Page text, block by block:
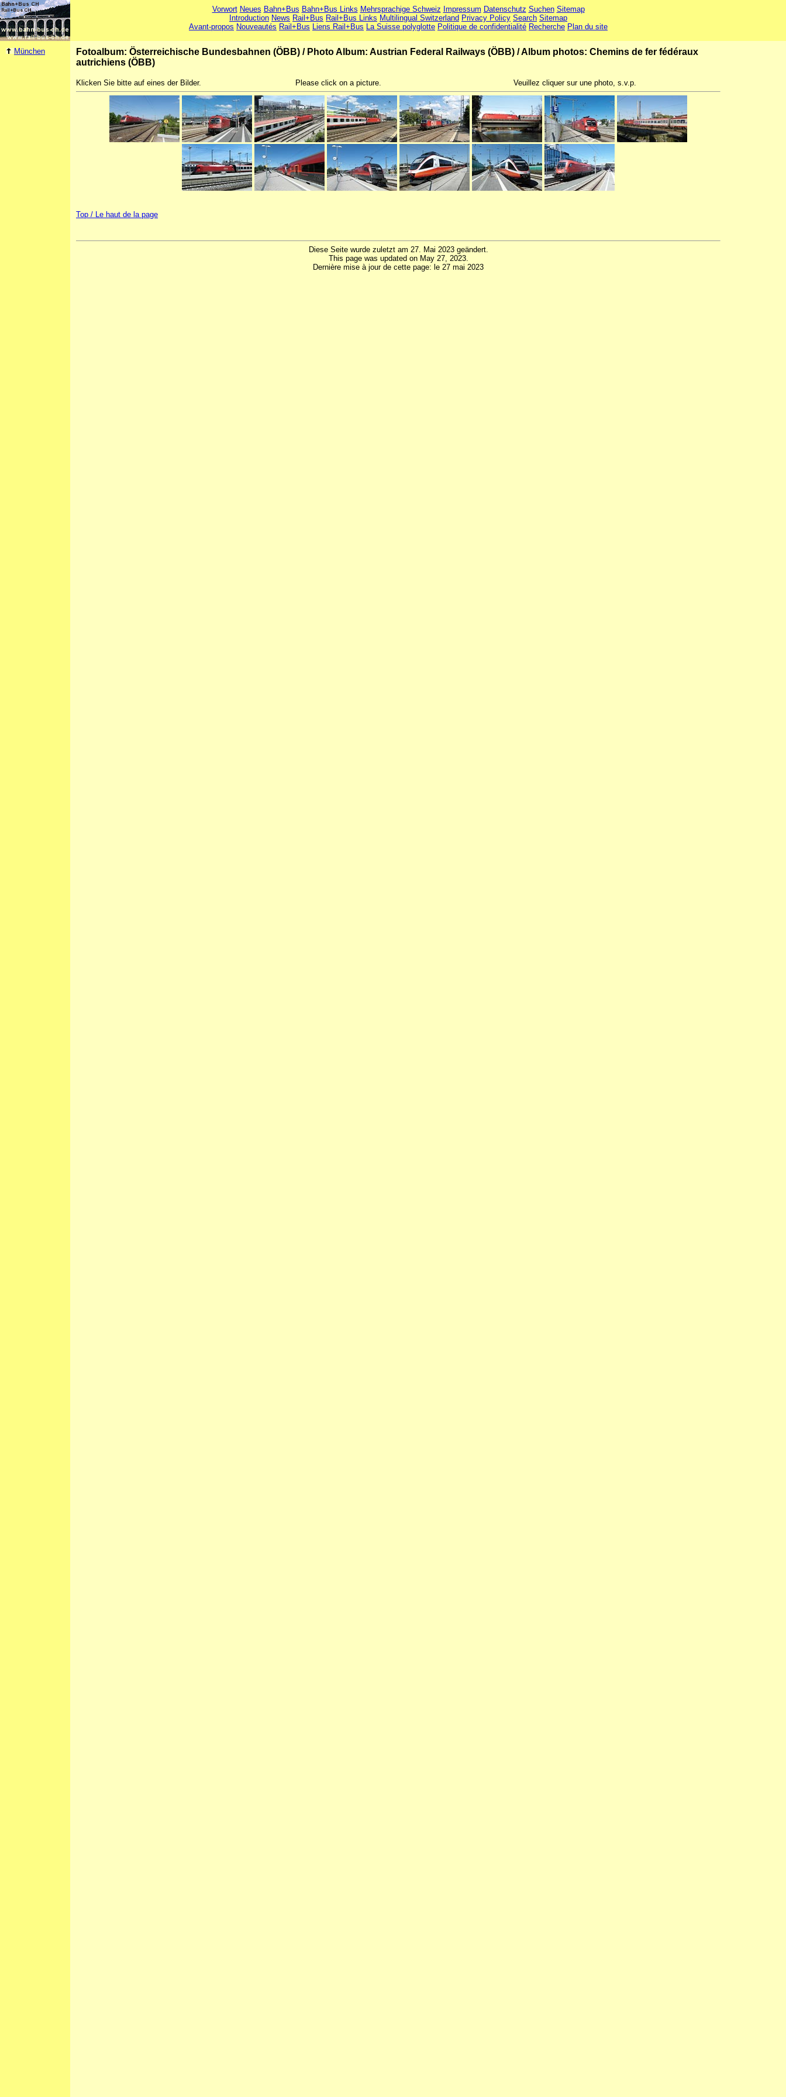
Vorwort Neues Bahn+Bus Bahn+Bus Links Mehrsprachige Schweiz Impressum Datenschutz Suchen Sitemap
Introduction News Rail+Bus Rail+Bus Links Multilingual Switzerland Privacy Policy Search Sitemap
Avant-propos Nouveautés Rail+Bus Liens Rail+Bus La Suisse polyglotte Politique de confidentialité Recherche Plan du site
München Fotoalbum: Österreichische Bundesbahnen (ÖBB) / Photo Album: Austrian Federal Railways (ÖBB) /Album photos: Chemins de fer fédéraux
autrichiens (ÖBB)
Klicken Sie bitte auf eines der Bilder. Please click on a picture. Veuillez cliquer sur une photo, s.v.p.
Top / Le haut de la page
Diese Seite wurde zuletzt am 27. Mai 2023 geändert.
This page was updated on May 27, 2023.
Dernière mise à jour de cette page: le 27 mai 2023